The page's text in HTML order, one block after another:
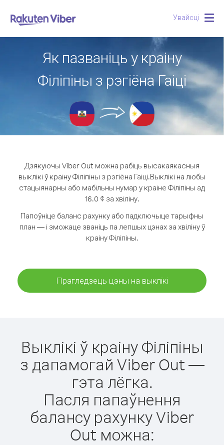
Увайсці
Як пазваніць у краіну
Філіпіны з рэгіёна Гаіці
Дзякуючы Viber Out можна рабіць высакаякасныя
выклікі ў краіну Філіпіны з рэгіёна Гаіці.Выклікі на любы
стацыянарны або мабільны нумар у краіне Філіпіны ад
16.0 ¢ за хвіліну.
Папоўніце баланс рахунку або падключыце тарыфны
план — і зможаце званіць па лепшых цэнах за хвіліну ў
краіну Філіпіны.
Прагледзець цэны на выклікі
Выклікі ў краіну Філіпіны
з дапамогай Viber Out —
гэта лёгка.
Пасля папаўнення
балансу рахунку Viber
Out можна: